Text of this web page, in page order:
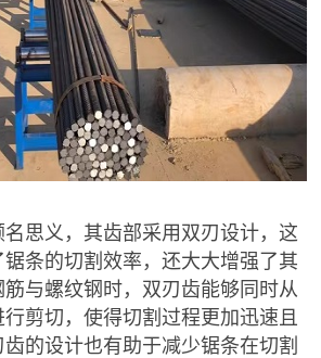
名思义，其齿部采用双刃设计，这
条的切割效率，还大大增强了其
与螺纹钢时，双刃齿能够同时从
剪切，使得切割过程更加迅速且
的设计也有助于减少锯条在切割